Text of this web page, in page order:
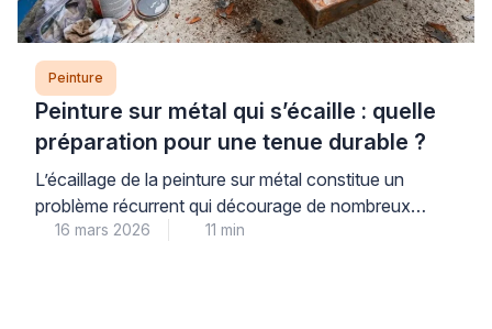
Peinture
Peinture sur métal qui s’écaille : quelle
préparation pour une tenue durable ?
L’écaillage de la peinture sur métal constitue un
problème récurrent qui décourage de nombreux
propriétaires. Ce phénomène trouve son origine dans
16 mars 2026 11 min